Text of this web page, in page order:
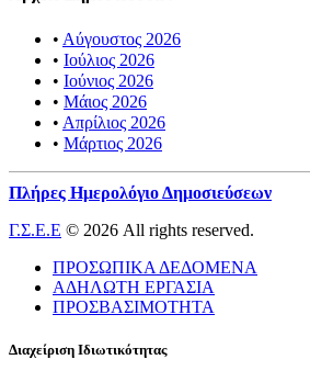
• Αύγουστος 2026
• Ιούλιος 2026
• Ιούνιος 2026
• Μάιος 2026
• Απρίλιος 2026
• Μάρτιος 2026
Πλήρες Ημερολόγιο Δημοσιεύσεων
Γ.Σ.Ε.Ε © 2026 All rights reserved.
ΠΡΟΣΩΠΙΚΑ ΔΕΔΟΜΕΝΑ
ΑΔΗΛΩΤΗ ΕΡΓΑΣΙΑ
ΠΡΟΣΒΑΣΙΜΟΤΗΤΑ
Διαχείριση Ιδιωτικότητας